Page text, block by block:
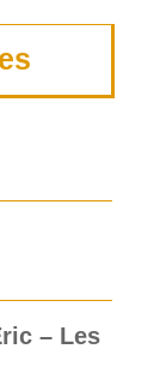
– Les